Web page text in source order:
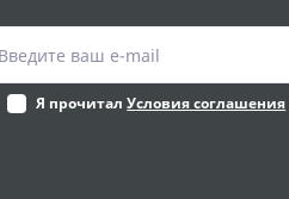
Я прочиталУсловия соглашения